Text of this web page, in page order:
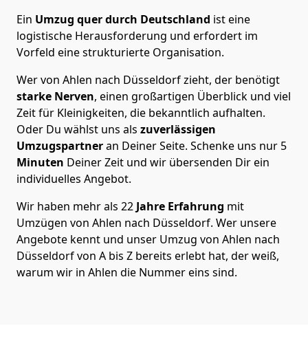
Ein Umzug quer durch Deutschland ist eine
logistische Herausforderung und erfordert im
Vorfeld eine strukturierte Organisation.
Wer von Ahlen nach Düsseldorf zieht, der benötigt
starke Nerven, einen großartigen Überblick und viel
Zeit für Kleinigkeiten, die bekanntlich aufhalten.
Oder Du wählst uns als zuverlässigen
Umzugspartneran Deiner Seite. Schenke uns nur 5
Minuten Deiner Zeit und wir übersenden Dir ein
individuelles Angebot.
Wir haben mehr als 22 Jahre Erfahrung mit
Umzügen von Ahlen nach Düsseldorf. Wer unsere
Angebote kennt und unser Umzug von Ahlen nach
Düsseldorf von A bis Z bereits erlebt hat, der weiß,
warum wir in Ahlen die Nummer eins sind.